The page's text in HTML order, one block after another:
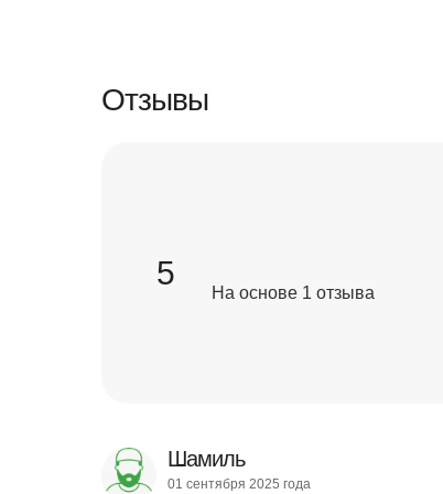
Отзывы
Шамиль
На основе 1 отзыва
01 сентября 2025 года
5